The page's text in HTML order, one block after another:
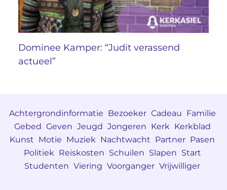
Dominee Kamper: “Judit verassend
actueel”
Achtergrondinformatie Bezoeker Cadeau Familie
Gebed Geven Jeugd Jongeren Kerk Kerkblad
Kunst Motie Muziek Nachtwacht Partner Pasen
Politiek Reiskosten Schuilen Slapen Start
Studenten Viering Voorganger Vrijwilliger